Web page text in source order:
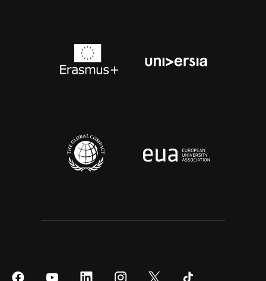
SíguenosSíguenos SíguenosSíguenos Síguenos